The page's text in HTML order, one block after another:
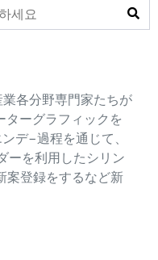
各分野専門家たちが
ーグラフィックを
デ−過程を通じて、
ーを利用したシリン
案登録をするなど新